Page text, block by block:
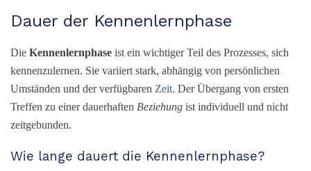
Dauer der Kennenlernphase
Die Kennenlernphase ist ein wichtiger Teil des Prozesses, sich
kennenzulernen. Sie variiert stark, abhängig von persönlichen
Umständen und der verfügbaren Zeit. Der Übergang von ersten
Treffen zu einer dauerhaften Beziehung ist individuell und nicht
zeitgebunden.
Wie lange dauert die Kennenlernphase?